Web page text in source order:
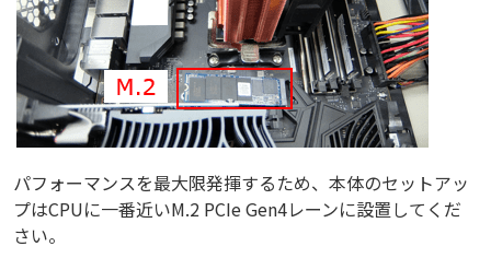
パフォーマンスを最大限発揮するため、本体のセットアッ
プはCPUに一番近いM.2 PCIe Gen4レーンに設置してくだ
さい。